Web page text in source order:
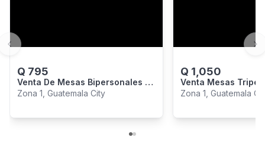
Q 795
Venta De Mesas Bipersonales -
Fabricante Por Mayor
Guatemala
Zona 1, Guatemala City
Q 1,050
Venta Mesas
Trapezoidales -
Venta 4 Juegos
Zona 1, Guatemala
Previous slide